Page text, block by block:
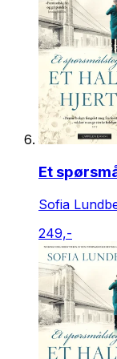
Et
Sofia
249,-